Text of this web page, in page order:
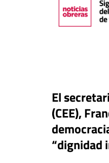
El
(CEE),
“dignidad